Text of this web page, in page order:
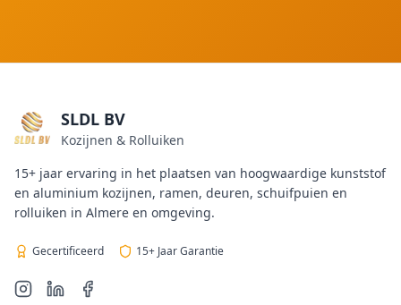
SLDL BV
Kozijnen & Rolluiken
15+ jaar ervaring in het plaatsen van hoogwaardige kunststof
en aluminium kozijnen, ramen, deuren, schuifpuien en
rolluiken in Almere en omgeving.
Gecertificeerd 15+ Jaar Garantie